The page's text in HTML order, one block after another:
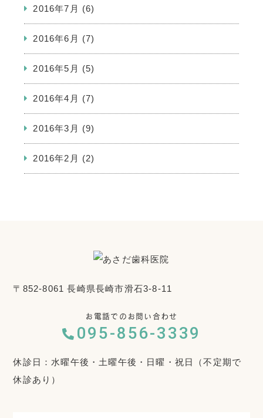
2016年7月 (6)
2016年6月 (7)
2016年5月 (5)
2016年4月 (7)
2016年3月 (9)
2016年2月 (2)
〒852-8061 長崎県長崎市滑石3-8-11
お電話でのお問い合わせ
095-856-3339
休診日：水曜午後・土曜午後・日曜・祝日（不定期で
休診あり）